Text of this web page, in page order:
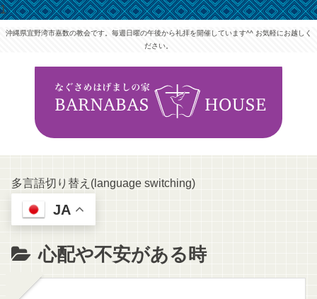
1
沖縄県宜野湾市嘉数の教会です。毎週日曜の午後から礼拝を開催しています^^ お気軽にお越しく
ださい。
多言語切り替え(language switching)
JA
心配や不安がある時